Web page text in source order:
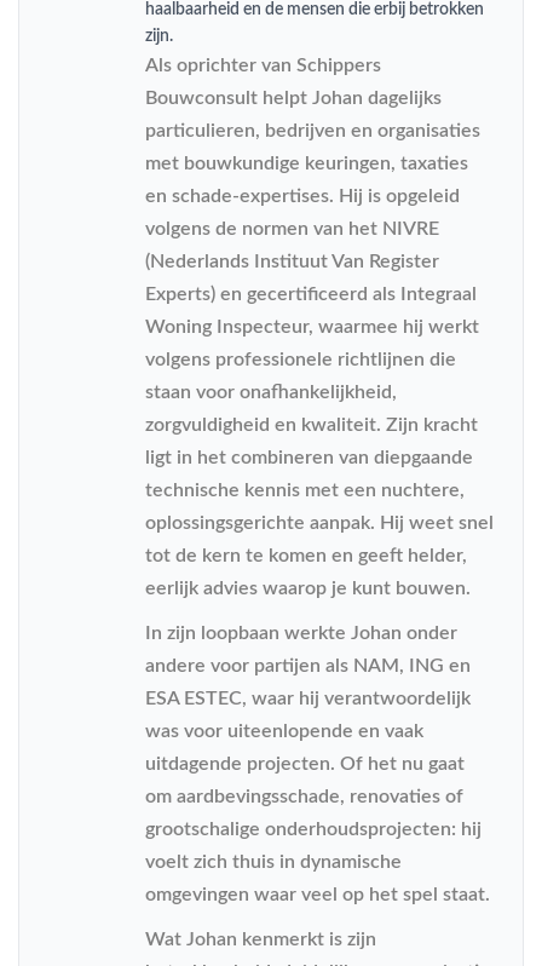
haalbaarheid en de mensen die erbij betrokken
zijn.
Als oprichter van Schippers
Bouwconsult helpt Johan dagelijks
particulieren, bedrijven en organisaties
met bouwkundige keuringen, taxaties
en schade-expertises. Hij is opgeleid
volgens de normen van het NIVRE
(Nederlands Instituut Van Register
Experts) en gecertificeerd als Integraal
Woning Inspecteur, waarmee hij werkt
volgens professionele richtlijnen die
staan voor onafhankelijkheid,
zorgvuldigheid en kwaliteit. Zijn kracht
ligt in het combineren van diepgaande
technische kennis met een nuchtere,
oplossingsgerichte aanpak. Hij weet snel
tot de kern te komen en geeft helder,
eerlijk advies waarop je kunt bouwen.
In zijn loopbaan werkte Johan onder
andere voor partijen als NAM, ING en
ESA ESTEC, waar hij verantwoordelijk
was voor uiteenlopende en vaak
uitdagende projecten. Of het nu gaat
om aardbevingsschade, renovaties of
grootschalige onderhoudsprojecten: hij
voelt zich thuis in dynamische
omgevingen waar veel op het spel staat.
Wat Johan kenmerkt is zijn